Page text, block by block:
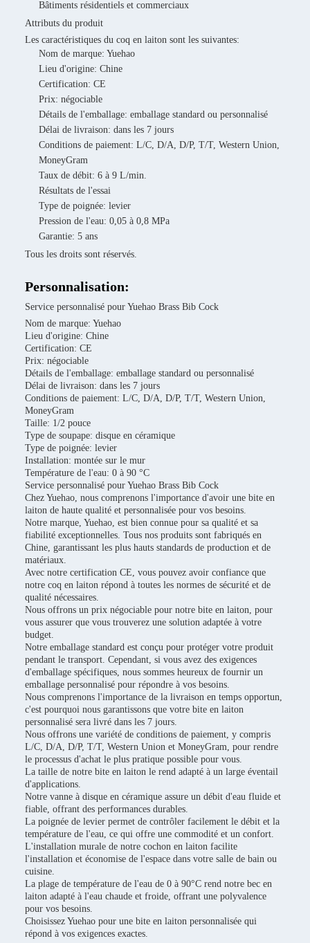
Bâtiments résidentiels et commerciaux
Attributs du produit
Les caractéristiques du coq en laiton sont les suivantes:
Nom de marque: Yuehao
Lieu d'origine: Chine
Certification: CE
Prix: négociable
Détails de l'emballage: emballage standard ou personnalisé
Délai de livraison: dans les 7 jours
Conditions de paiement: L/C, D/A, D/P, T/T, Western Union,
MoneyGram
Taux de débit: 6 à 9 L/min.
Résultats de l'essai
Type de poignée: levier
Pression de l'eau: 0,05 à 0,8 MPa
Garantie: 5 ans
Tous les droits sont réservés.
Personnalisation:
Service personnalisé pour Yuehao Brass Bib Cock
Nom de marque: Yuehao
Lieu d'origine: Chine
Certification: CE
Prix: négociable
Détails de l'emballage: emballage standard ou personnalisé
Délai de livraison: dans les 7 jours
Conditions de paiement: L/C, D/A, D/P, T/T, Western Union,
MoneyGram
Taille: 1/2 pouce
Type de soupape: disque en céramique
Type de poignée: levier
Installation: montée sur le mur
Température de l'eau: 0 à 90 °C
Service personnalisé pour Yuehao Brass Bib Cock
Chez Yuehao, nous comprenons l'importance d'avoir une bite en
laiton de haute qualité et personnalisée pour vos besoins.
Notre marque, Yuehao, est bien connue pour sa qualité et sa
fiabilité exceptionnelles. Tous nos produits sont fabriqués en
Chine, garantissant les plus hauts standards de production et de
matériaux.
Avec notre certification CE, vous pouvez avoir confiance que
notre coq en laiton répond à toutes les normes de sécurité et de
qualité nécessaires.
Nous offrons un prix négociable pour notre bite en laiton, pour
vous assurer que vous trouverez une solution adaptée à votre
budget.
Notre emballage standard est conçu pour protéger votre produit
pendant le transport. Cependant, si vous avez des exigences
d'emballage spécifiques, nous sommes heureux de fournir un
emballage personnalisé pour répondre à vos besoins.
Nous comprenons l'importance de la livraison en temps opportun,
c'est pourquoi nous garantissons que votre bite en laiton
personnalisé sera livré dans les 7 jours.
Nous offrons une variété de conditions de paiement, y compris
L/C, D/A, D/P, T/T, Western Union et MoneyGram, pour rendre
le processus d'achat le plus pratique possible pour vous.
La taille de notre bite en laiton le rend adapté à un large éventail
d'applications.
Notre vanne à disque en céramique assure un débit d'eau fluide et
fiable, offrant des performances durables.
La poignée de levier permet de contrôler facilement le débit et la
température de l'eau, ce qui offre une commodité et un confort.
L'installation murale de notre cochon en laiton facilite
l'installation et économise de l'espace dans votre salle de bain ou
cuisine.
La plage de température de l'eau de 0 à 90°C rend notre bec en
laiton adapté à l'eau chaude et froide, offrant une polyvalence
pour vos besoins.
Choisissez Yuehao pour une bite en laiton personnalisée qui
répond à vos exigences exactes.